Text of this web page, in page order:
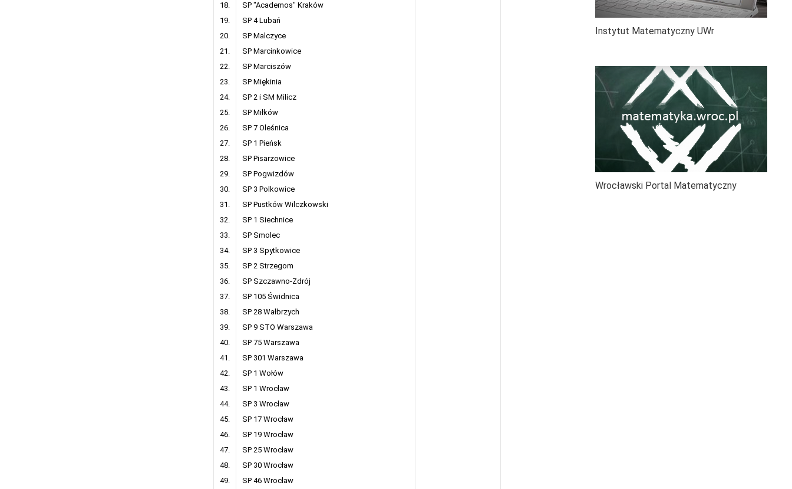
18.
19.
20.
21.
22.
23.
24.
25.
26.
27.
28.
29.
30.
31.
32.
33.
34.
35.
36.
37.
38.
39.
40.
41.
42.
43.
44.
45.
46.
47.
48.
49.
SP "Academos" Kraków
SP 4 Lubań
SP Malczyce
SP Marcinkowice
SP Marciszów
SP Miękinia
SP 2 i SM Milicz
SP Miłków
SP 7 Oleśnica
SP 1 Pieńsk
SP Pisarzowice
SP Pogwizdów
SP 3 Polkowice
SP Pustków Wilczkowski
SP 1 Siechnice
SP Smolec
SP 3 Spytkowice
SP 2 Strzegom
SP Szczawno-Zdrój
SP 105 Świdnica
SP 28 Wałbrzych
SP 9 STO Warszawa
SP 75 Warszawa
SP 301 Warszawa
SP 1 Wołów
SP 1 Wrocław
SP 3 Wrocław
SP 17 Wrocław
SP 19 Wrocław
SP 25 Wrocław
SP 30 Wrocław
SP 46 Wrocław
Instytut Matematyczny UWr
Wrocławski Portal Matematyczny